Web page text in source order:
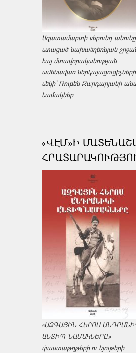
Ազատամարտի սերունդ անունը
ստացած նախաեղեռնյան
հայ մտավորականության
ամենավառ
մեկի՝ Ռուբեն Զարդարյանի
նամակներ
«ՎԷՄ»Ի
«ԱԶԳԱՅԻՆ ՀԵՐՈՍ
ԱՆՏԻՊ ՆԱՄԱԿՆԵՐԸ»
փաստաթղթերի ու նյութերի